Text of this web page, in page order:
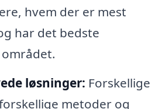
hvem der er mest
har det bedste
løsninger: Forskellige
metoder og